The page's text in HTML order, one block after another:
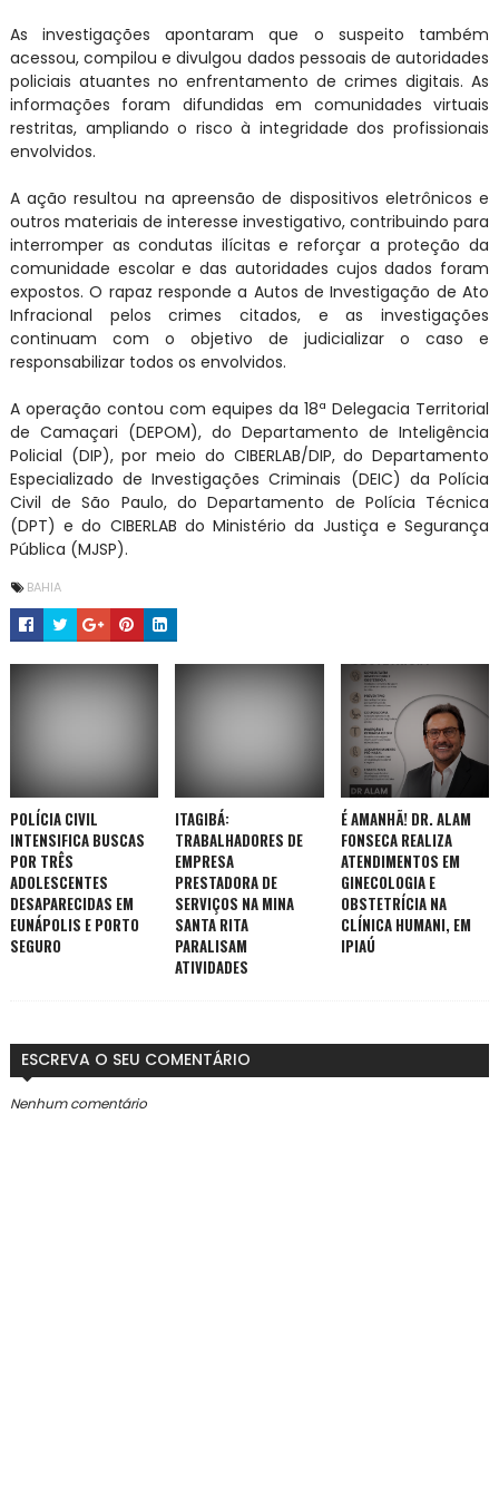
As investigações apontaram que o suspeito também
acessou, compilou e divulgou dados pessoais de autoridades
policiais atuantes no enfrentamento de crimes digitais. As
informações foram difundidas em comunidades virtuais
restritas, ampliando o risco à integridade dos profissionais
envolvidos.
A ação resultou na apreensão de dispositivos eletrônicos e
outros materiais de interesse investigativo, contribuindo para
interromper as condutas ilícitas e reforçar a proteção da
comunidade escolar e das autoridades cujos dados foram
expostos. O rapaz responde a Autos de Investigação de Ato
Infracional pelos crimes citados, e as investigações
continuam com o objetivo de judicializar o caso e
responsabilizar todos os envolvidos.
A operação contou com equipes da 18ª Delegacia Territorial
de Camaçari (DEPOM), do Departamento de Inteligência
Policial (DIP), por meio do CIBERLAB/DIP, do Departamento
Especializado de Investigações Criminais (DEIC) da Polícia
Civil de São Paulo, do Departamento de Polícia Técnica
(DPT) e do CIBERLAB do Ministério da Justiça e Segurança
Pública (MJSP).
BAHIA
POLÍCIA CIVIL
INTENSIFICA BUSCAS
POR TRÊS
ADOLESCENTES
DESAPARECIDAS EM
EUNÁPOLIS E PORTO
SEGURO
ITAGIBÁ:
TRABALHADORES DE
EMPRESA
PRESTADORA DE
SERVIÇOS NA MINA
SANTA RITA
PARALISAM
ATIVIDADES
É AMANHÃ! DR. ALAM
FONSECA REALIZA
ATENDIMENTOS EM
GINECOLOGIA E
OBSTETRÍCIA NA
CLÍNICA HUMANI, EM
IPIAÚ
ESCREVA O SEU COMENTÁRIO
Nenhum comentário